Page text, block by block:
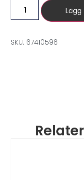
Lägg
SKU: 67410596